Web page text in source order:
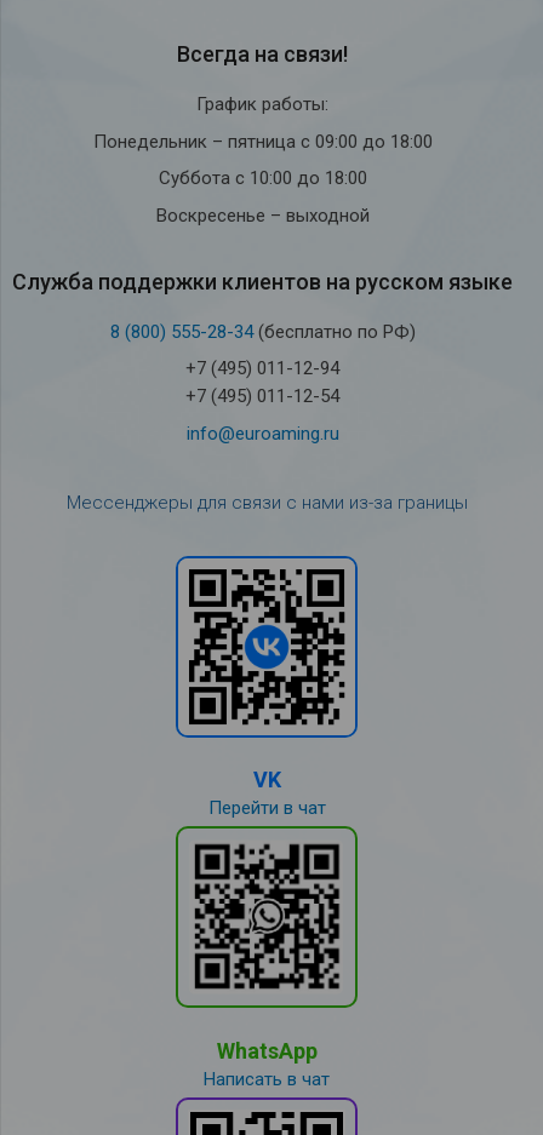
Всегда на связи!
График работы:
Понедельник – пятница с 09:00 до 18:00
Суббота с 10:00 до 18:00
Воскресенье – выходной
Служба под­держки кли­ен­тов на рус­ском языке
8 (800) 555-28-34(бесплатно по РФ)
+7 (495) 011-12-94
+7 (495) 011-12-54
info@euroaming.ru
Мессенджеры для связи с нами из-за границы
VK
Перейти в чат
WhatsApp
Написать в чат